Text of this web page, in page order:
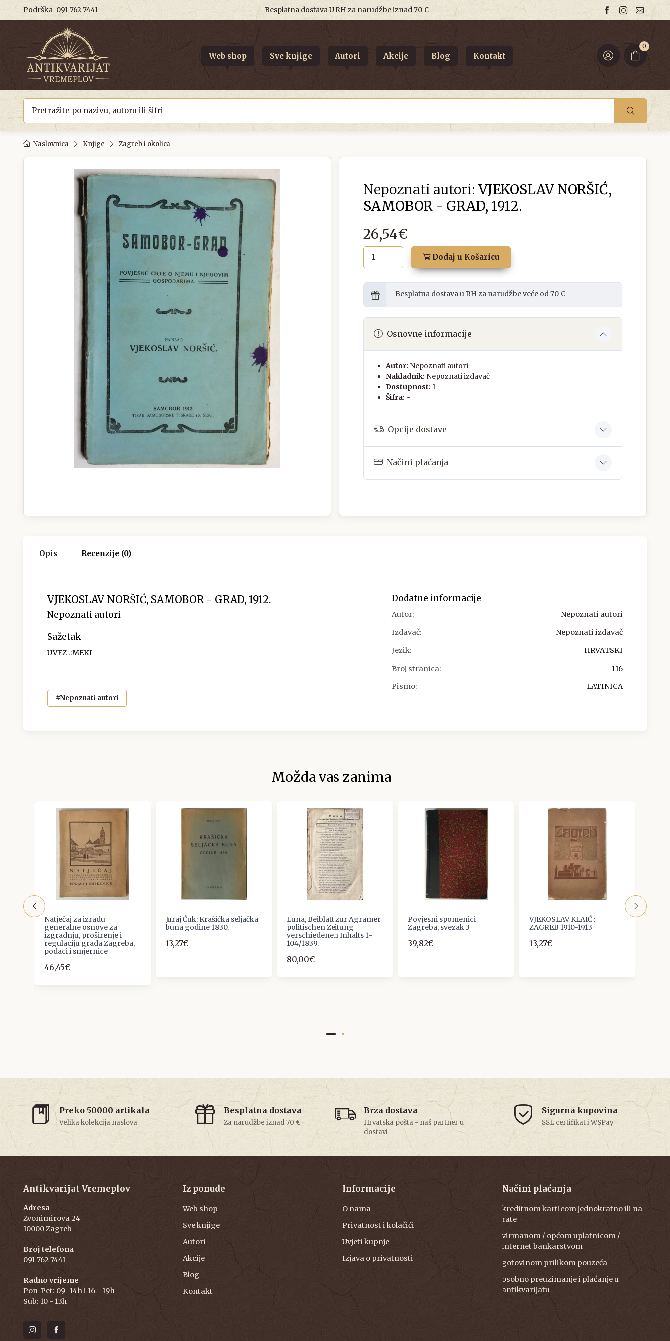
Podrška 091 762 7441 Besplatna dostava U RH za narudžbe iznad 70 €
0
Web shop Sve knjige Autori Akcije Blog Kontakt
Naslovnica Knjige Zagreb i okolica
Nepoznati autori: VJEKOSLAV NORŠIĆ,
SAMOBOR - GRAD, 1912.
26,54€
Dodaj u Košaricu
Besplatna dostava u RH za narudžbe veće od 70 €
Osnovne informacije
Autor: Nepoznati autori
Nakladnik: Nepoznati izdavač
Dostupnost: 1
Šifra: -
Opcije dostave
Načini plaćanja
Opis Recenzije (0)
VJEKOSLAV NORŠIĆ, SAMOBOR - GRAD, 1912.
Nepoznati autori
Sažetak
UVEZ .:MEKI
#Nepoznati autori
Dodatne informacije
Autor: Nepoznati autori
Izdavač: Nepoznati izdavač
Jezik: HRVATSKI
Broj stranica: 116
Pismo: LATINICA
Možda vas zanima
Natječaj za izradu
generalne osnove za
izgradnju, proširenje i
regulaciju grada Zagreba,
podaci i smjernice
46,45€
Juraj Ćuk: Krašićka seljačka
buna godine 1830.
13,27€
Luna, Beiblatt zur Agramer
politischen Zeitung
verschiedenen Inhalts 1-
104/1839.
80,00€
Povjesni spomenici
Zagreba, svezak 3
39,82€
VJEKOSLAV KLAIĆ :
ZAGREB 1910-1913
13,27€
Preko 50000 artikala
Velika kolekcija naslova
Besplatna dostava
Za narudžbe iznad 70 €
Brza dostava
Hrvatska pošta - naš partner u
dostavi
Sigurna kupovina
SSL certifikat i WSPay
Antikvarijat Vremeplov
Adresa
Zvonimirova 24
10000 Zagreb
Broj telefona
091 762 7441
Radno vrijeme
Pon-Pet: 09 -14h i 16 - 19h
Sub: 10 - 13h
Iz ponude
Web shop
Sve knjige
Autori
Akcije
Blog
Kontakt
Informacije
O nama
Privatnost i kolačići
Uvjeti kupnje
Izjava o privatnosti
Načini plaćanja
kreditnom karticom jednokratno ili na
rate
virmanom / općom uplatnicom /
internet bankarstvom
gotovinom prilikom pouzeća
osobno preuzimanje i plaćanje u
antikvarijatu